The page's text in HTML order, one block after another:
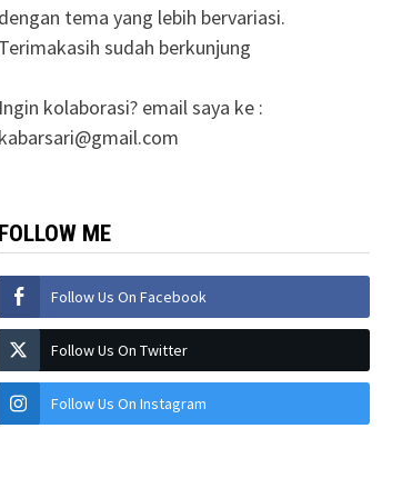
dengan tema yang lebih bervariasi.
Terimakasih sudah berkunjung
Ingin kolaborasi? email saya ke :
kabarsari@gmail.com
FOLLOW ME
Follow Us On Facebook
Follow Us On Twitter
Follow Us On Instagram